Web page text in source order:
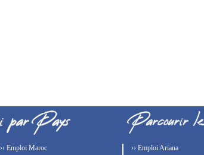
›› Emploi Maroc
›› Emploi Ariana